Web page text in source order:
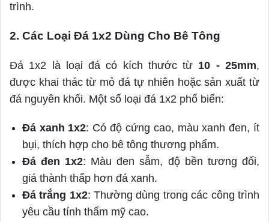
trình.
2. Các Loại Đá 1x2 Dùng Cho Bê Tông
Đá 1x2 là loại đá có kích thước từ 10 - 25mm,
được khai thác từ mỏ đá tự nhiên hoặc sản xuất từ
đá nguyên khối. Một số loại đá 1x2 phổ biến:
Đá xanh 1x2: Có độ cứng cao, màu xanh đen, ít
bụi, thích hợp cho bê tông thương phẩm.
Đá đen 1x2: Màu đen sẫm, độ bền tương đối,
giá thành thấp hơn đá xanh.
Đá trắng 1x2: Thường dùng trong các công trình
yêu cầu tính thẩm mỹ cao.